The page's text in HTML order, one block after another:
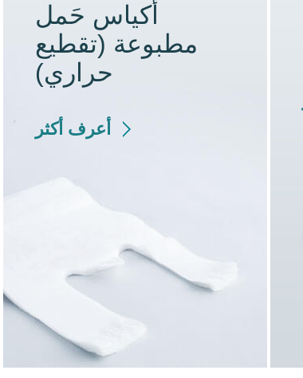
أكياس حَمل
مطبوعة (تقطيع
حراري)
أعرف أكثر